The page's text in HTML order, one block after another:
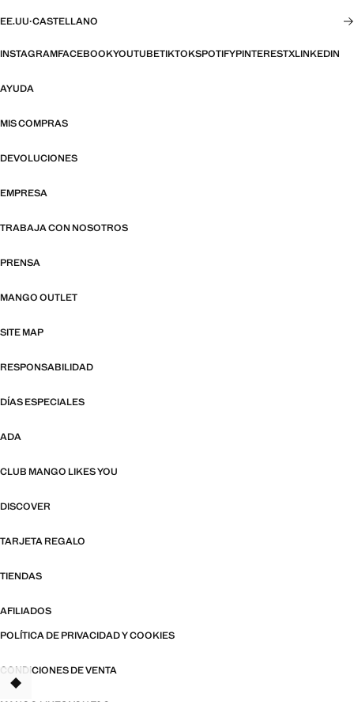
EE.UU·CASTELLANO
INSTAGRAMFACEBOOKYOUTUBETIKTOKSPOTIFYPINTERESTXLINKEDIN
AYUDA
MIS COMPRAS
DEVOLUCIONES
EMPRESA
TRABAJA CON NOSOTROS
PRENSA
MANGO OUTLET
SITE MAP
RESPONSABILIDAD
DÍAS ESPECIALES
ADA
CLUB MANGO LIKES YOU
DISCOVER
TARJETA REGALO
TIENDAS
AFILIADOS
POLÍTICA DE PRIVACIDAD Y COOKIES
CONDICIONES DE VENTA